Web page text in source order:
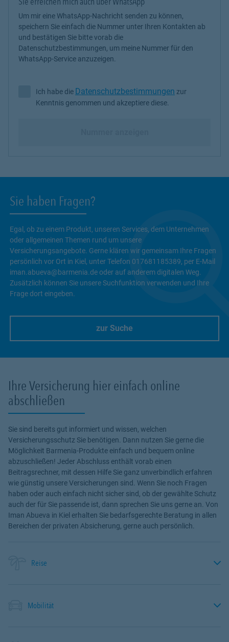
Um mir eine WhatsApp-Nachricht senden zu können,
speichern Sie einfach die Nummer unter Ihren Kontakten ab
und bestätigen Sie bitte vorab die
Datenschutzbestimmungen, um meine Nummer für den
WhatsApp-Service anzuzeigen.
Ich habe die Datenschutzbestimmungen zur Kenntnis
Ich habe die Datenschutzbestimmungen zur
Kenntnis genommen und akzeptiere diese.
Sie haben Fragen?
Egal, ob zu einem Produkt, unseren Services, dem Unternehmen
oder allgemeinen Themen rund um unsere
Versicherungsangebote. Gerne klären wir gemeinsam Ihre Fragen
persönlich vor Ort in Kiel, unter Telefon 017681185389, per E-Mail
iman.abueva@barmenia.de oder auf anderem digitalen Weg.
Zusätzlich können Sie unsere Suchfunktion verwenden und Ihre
Frage dort eingeben.
zur Suche
Ihre Versicherung hier einfach online
abschließen
Sie sind bereits gut informiert und wissen, welchen
Versicherungsschutz Sie benötigen. Dann nutzen Sie gerne die
Möglichkeit Barmenia-Produkte einfach und bequem online
abzuschließen! Jeder Abschluss enthält vorab einen
Beitragsrechner, mit dessen Hilfe Sie ganz unverbindlich erfahren
wie günstig unsere Versicherungen sind. Wenn Sie noch Fragen
haben oder auch einfach nicht sicher sind, ob der gewählte Schutz
auch der für Sie passende ist, dann sprechen Sie uns gerne an. Von
Iman Abueva in Kiel erhalten Sie bedarfsgerechte Beratung in allen
Bereichen der privaten Absicherung, gerne auch persönlich.
Reise
Mobilität